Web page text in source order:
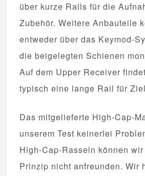
über kurze Rails für die
Zubehör. Weitere Anbauteile
entweder über das Keymod-
die beigelegten Schienen
Auf dem Upper Receiver
typisch eine lange Rail für
Das mitgelieferte High-Cap-
unserem Test keinerlei
High-Cap-Rasseln können
Prinzip nicht anfreunden. Wir